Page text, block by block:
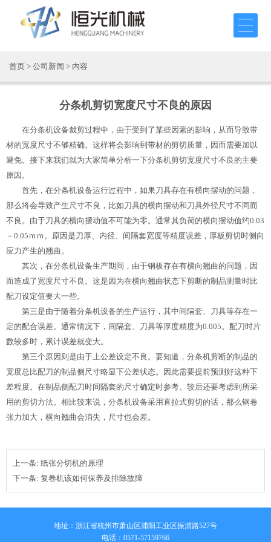
首页 > 公司新闻 > 内容
分条机剪切宽度尺寸不良的原因
在分条机设备裁剪过程中，由于受到了某些因素的影响，从而导致带
材的宽度尺寸不够精确。这样将会影响到带材的剪切质量，因而需要加以
避免。接下来我们就为大家简单分析一下分条机剪切宽度尺寸不良的主要
原因。
首先，在分条机设备运行过程中，如果刀具存在有横向摆动的问题，
那么将会导致产生尺寸不良，比如刀具的横向摆动和刀具外径尺寸不同而
不良。由于刀具的横向摆动值不可能为零。通常其负荷的横向摆动值约0.03
－0.05ｍｍ。原因是刀厚、内径、间隔套宽度等精度误差，厚板剪切时侧向
应力产生的翘曲。
其次，在分条机设备生产期间，由于钢板存在有横向翘曲的问题，因
而造成了宽度尺寸不良。这是因为在横向翘曲状态下剪断的制品测量时比
配刀设定值要大一些。
第三是由于随着分条机设备的生产运行，其中间隔套、刀具等存在一
定的配合误差。通常情况下，间隔套、刀具等厚度精度为0.005。配刀时片
数较多时，累计误差就变大。
第三个原因则是由于上公差设定不良。要知道，分条机剪断的制品的
宽度总比配刀的制品侧尺寸略显下公差状态。因此需要提前预测好这种下
差程度。在制品侧配刀时间隔套的尺寸确定时参考。较后还要考虑到所采
用的剪切方法。相比较来说，分条机设备采用直拉式剪切的话，那么钢卷
张力加大，横向翘曲会消失，尺寸也会差。
上一条: 纸张分切机的原理
下一条: 复卷机该如何保养及排除故障
地址：浙江省杭州市萧山区浦阳工业区振浦路527号
电话：0571-57159766